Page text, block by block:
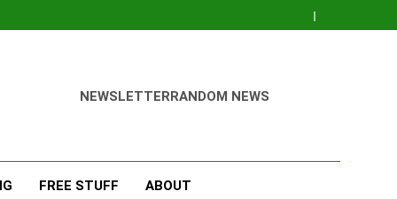
NEWSLETTERRANDOM NEWS
FREE STUFF ABOUT